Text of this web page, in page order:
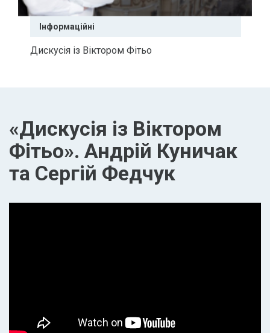
Інформаційні
Дискусія із Віктором Фітьо
«Дискусія із Віктором
Фітьо». Андрій Куничак
та Сергій Федчук